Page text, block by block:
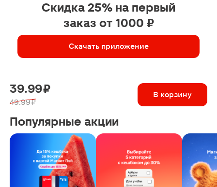
Скидка 25% на первый
заказ от 1000 ₽
Скачать приложение
39.99 ₽
49.99 ₽
В корзину
Популярные акции